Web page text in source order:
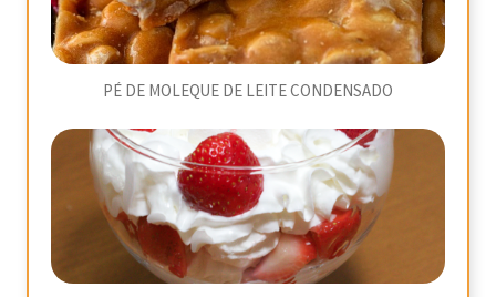
PÉ DE MOLEQUE DE LEITE CONDENSADO